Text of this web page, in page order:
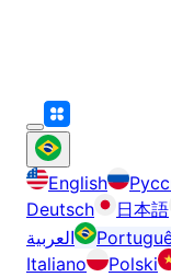
English
Deutsch
日本語
العربية
Italiano
Polski